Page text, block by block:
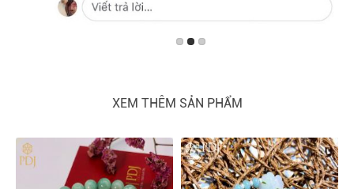
XEM THÊM SẢN PHẨM